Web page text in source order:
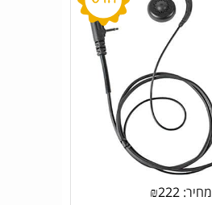
מחיר: ₪222